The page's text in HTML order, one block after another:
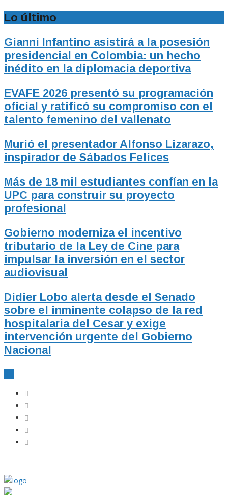
Lo último
Gianni Infantino asistirá a la posesión
presidencial en Colombia: un hecho
inédito en la diplomacia deportiva
EVAFE 2026 presentó su programación
oficial y ratificó su compromiso con el
talento femenino del vallenato
Murió el presentador Alfonso Lizarazo,
inspirador de Sábados Felices
Más de 18 mil estudiantes confían en la
UPC para construir su proyecto
profesional
Gobierno moderniza el incentivo
tributario de la Ley de Cine para
impulsar la inversión en el sector
audiovisual
Didier Lobo alerta desde el Senado
sobre el inminente colapso de la red
hospitalaria del Cesar y exige
intervención urgente del Gobierno
Nacional